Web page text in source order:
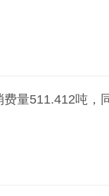
量511.412吨，